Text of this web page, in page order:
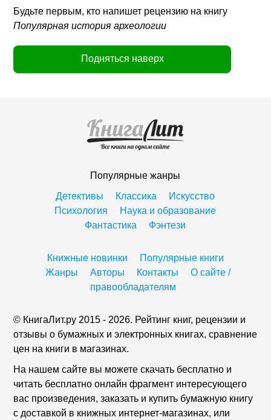
Будьте первым, кто напишет рецензию на книгу
Популярная история археологии
Подняться наверх
Популярные жанры
Детективы
Классика
Искусство
Психология
Наука и образование
Фантастика
Фэнтези
Книжные новинки
Популярные книги
Жанры
Авторы Контакты
О сайте /
правообладателям
© КнигаЛит.ру 2015 - 2026. Рейтинг книг, рецензии и
отзывы о бумажных и электронных книгах, сравнение
цен на книги в магазинах.
На нашем сайте вы можете скачать бесплатно и
читать бесплатно онлайн фрагмент интересующего
вас произведения, заказать и купить бумажную книгу
с доставкой в книжных интернет-магазинах, или